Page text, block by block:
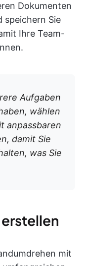
Dokumenten
speichern Sie
Ihre Team-
Aufgaben
wählen
anpassbaren
damit Sie
was Sie
mit